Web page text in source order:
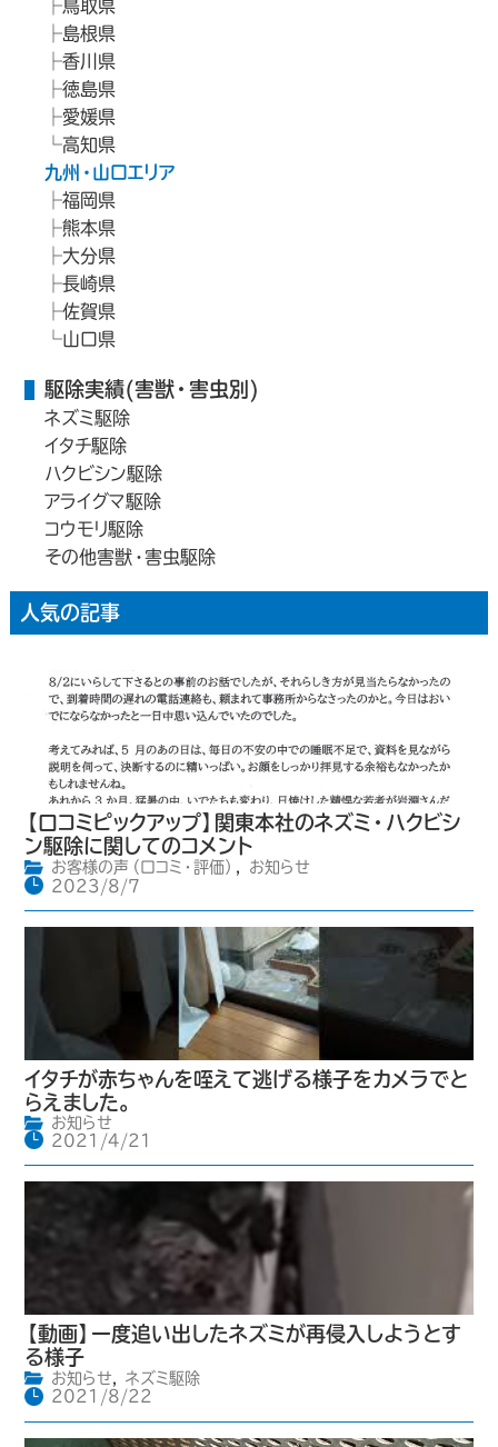
鳥取県
島根県
香川県
徳島県
愛媛県
高知県
九州・山口エリア
福岡県
熊本県
大分県
長崎県
佐賀県
山口県
駆除実績(害獣・害虫別)
ネズミ駆除
イタチ駆除
ハクビシン駆除
アライグマ駆除
コウモリ駆除
その他害獣・害虫駆除
人気の記事
【口コミピックアップ】関東本社のネズミ・ハクビシ
ン駆除に関してのコメント
お客様の声（口コミ・評価） ,
お知らせ
2023/8/7
イタチが赤ちゃんを咥えて逃げる様子をカメラでと
らえました。
お知らせ
2021/4/21
【動画】一度追い出したネズミが再侵入しようとす
る様子
お知らせ,
ネズミ駆除
2021/8/22